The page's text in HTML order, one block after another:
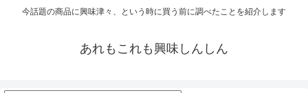
今話題の商品に興味津々、という時に買う前に調べたことを紹介します
あれもこれも興味しんしん